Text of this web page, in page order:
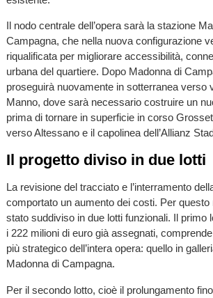
Il nodo centrale dell’opera sarà la stazione
Campagna, che nella nuova configurazione
riqualificata per migliorare accessibilità,
urbana del quartiere. Dopo Madonna di
proseguirà nuovamente in sotterranea verso
Manno, dove sarà necessario costruire un
prima di tornare in superficie in corso
verso Altessano e il capolinea dell’Allianz
Il progetto diviso in due lotti
La revisione del tracciato e l’interramento
comportato un aumento dei costi. Per questo
stato suddiviso in due lotti funzionali. Il primo
i 222 milioni di euro già assegnati,
più strategico dell’intera opera: quello in
Madonna di Campagna.
Per il secondo lotto, cioè il prolungamento